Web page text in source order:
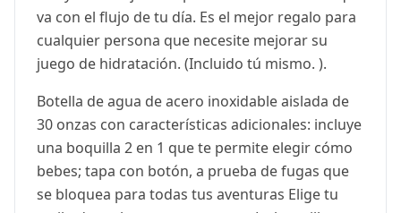
va con el flujo de tu día. Es el mejor regalo para
cualquier persona que necesite mejorar su
juego de hidratación. (Incluido tú mismo. ).
Botella de agua de acero inoxidable aislada de
30 onzas con características adicionales: incluye
una boquilla 2 en 1 que te permite elegir cómo
bebes; tapa con botón, a prueba de fugas que
se bloquea para todas tus aventuras Elige tu